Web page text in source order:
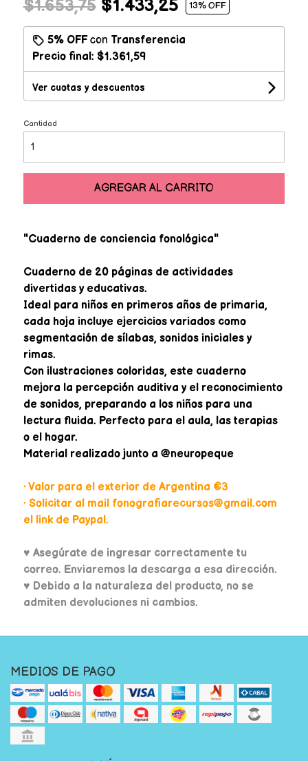
$1.653,75$1.433,25 13% OFF
5% OFFcon Transferencia
Precio final: $1.361,59
Ver cuotas y descuentos
Cantidad
AGREGAR AL CARRITO
"Cuaderno de conciencia fonológica"
Cuaderno de 20 páginas de actividades
divertidas y educativas.
Ideal para niños en primeros años de primaria,
cada hoja incluye ejercicios variados como
segmentación de sílabas, sonidos iniciales y
rimas.
Con ilustraciones coloridas, este cuaderno
mejora la percepción auditiva y el reconocimiento
de sonidos, preparando a los niños para una
lectura fluida. Perfecto para el aula, las terapias
o el hogar.
Material realizado junto a @neuropeque
• Valor para el exterior de Argentina €3
• Solicitar al mail fonografiarecursos@gmail.com
el link de Paypal.
♥ Asegúrate de ingresar correctamente tu
correo. Enviaremos la descarga a esa dirección.
♥ Debido a la naturaleza del producto, no se
admiten devoluciones ni cambios.
MEDIOS DE PAGO